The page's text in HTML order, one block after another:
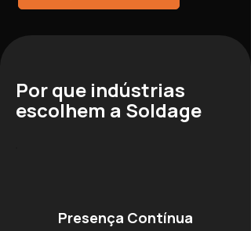
Por que indústrias
escolhem a Soldage
Presença Contínua